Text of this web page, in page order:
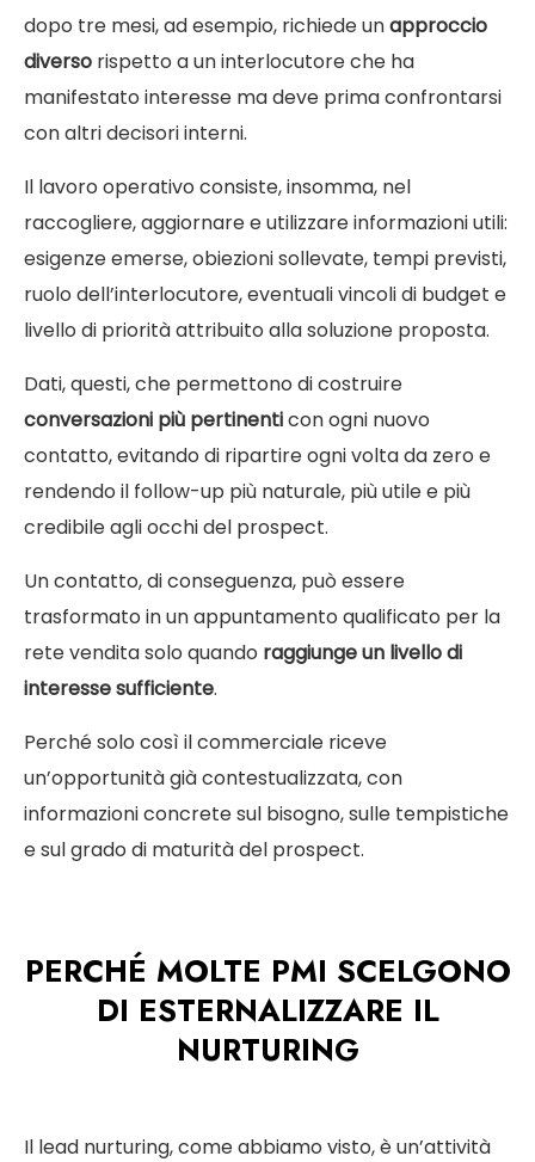
dopo tre mesi, ad esempio, richiede unapproccio
diverso rispetto a un interlocutore che ha
manifestato interesse ma deve prima confrontarsi
con altri decisori interni.
Il lavoro operativo consiste, insomma, nel
raccogliere, aggiornare e utilizzare informazioni utili:
esigenze emerse, obiezioni sollevate, tempi previsti,
ruolo dell’interlocutore, eventuali vincoli di budget e
livello di priorità attribuito alla soluzione proposta.
Dati, questi, che permettono di costruire
conversazioni più pertinenticon ogni nuovo
contatto, evitando di ripartire ogni volta da zero e
rendendo il follow-up più naturale, più utile e più
credibile agli occhi del prospect.
Un contatto, di conseguenza, può essere
trasformato in un appuntamento qualificato per la
rete vendita solo quando raggiunge un livello di
interesse sufficiente.
Perché solo così il commerciale riceve
un’opportunità già contestualizzata, con
informazioni concrete sul bisogno, sulle tempistiche
e sul grado di maturità del prospect.
PERCHÉ MOLTE PMI SCELGONO
DI ESTERNALIZZARE IL
NURTURING
Il lead nurturing, come abbiamo visto, è un’attività